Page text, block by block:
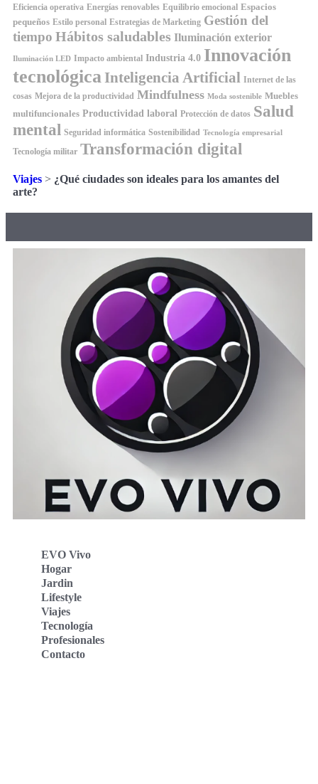
Eficiencia operativa Energías renovables Equilibrio emocional Espacios
pequeños Estilo personal Estrategias de Marketing Gestión del
tiempo Hábitos saludables Iluminación exterior
Iluminación LED Impacto ambiental Industria 4.0 Innovación
tecnológica Inteligencia Artificial Internet de las
cosas Mejora de la productividad Mindfulness Moda sostenible Muebles
multifuncionales Productividad laboral Protección de datos Salud
mental Seguridad informática Sostenibilidad Tecnología empresarial
Tecnología militar Transformación digital
Viajes > ¿Qué ciudades son ideales para los amantes del
arte?
EVO Vivo
Hogar
Jardin
Lifestyle
Viajes
Tecnología
Profesionales
Contacto